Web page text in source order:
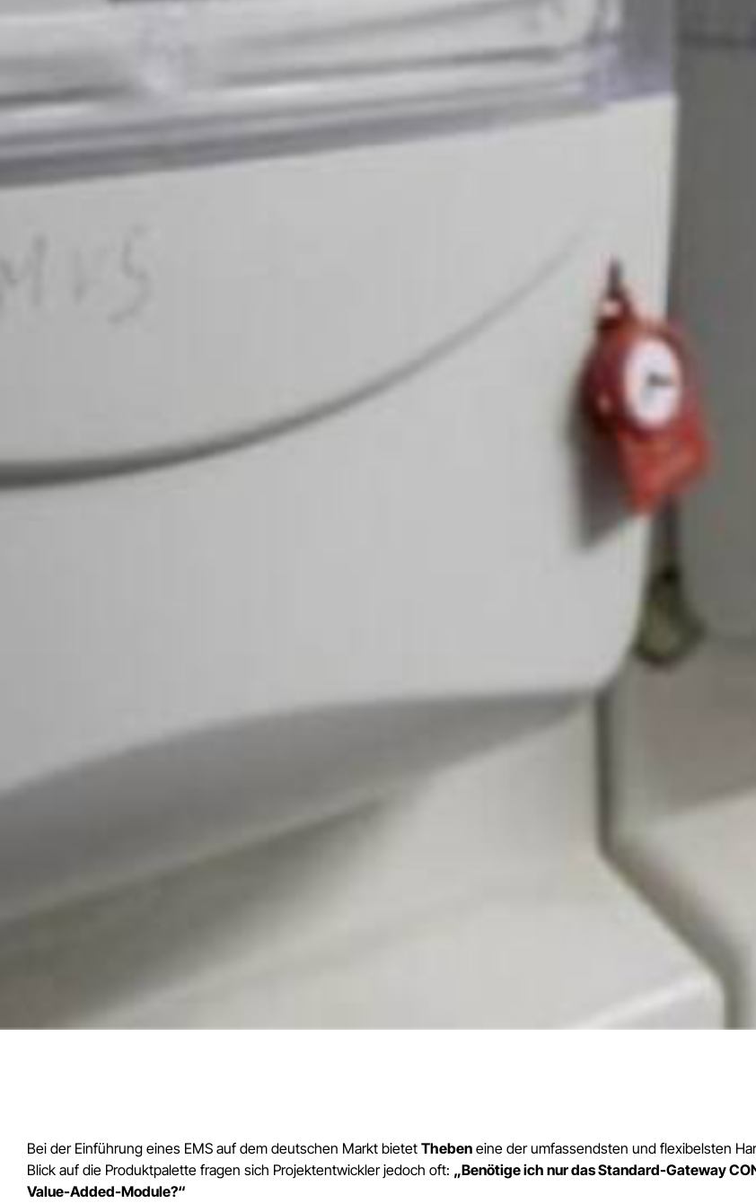
Bei der Einführung eines EMS auf dem deutschen Markt bietet Theben eine der umfassendsten und flexibelsten
Blick auf die Produktpalette fragen sich Projektentwickler jedoch oft: „Benötige ich nur das Standard-Gateway
Value-Added-Module?“